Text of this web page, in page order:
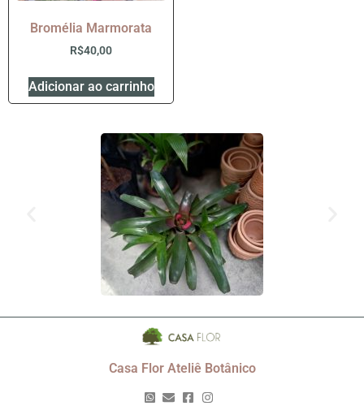
Bromélia Marmorata
R$40,00
Adicionar ao carrinho
Casa Flor Ateliê Botânico